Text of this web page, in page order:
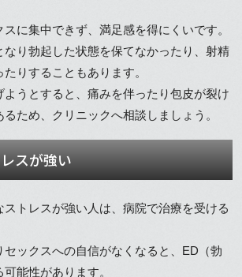
に集中できず、満足感を得にくいです。
なり勃起した状態を保てなかったり、射精
りすることもあります。
うとすると、痛みを伴ったり包皮が裂け
ため、クリニックへ相談しましょう。
スが強い
トレスが強い人は、病院で治療を受ける
セックスへの自信がなくなると、ED（勃
能性があります。